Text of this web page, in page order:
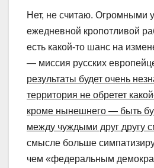
Нет, не считаю. Огромными
ежедневной кропотливой
есть какой-то шанс на
— миссия русских
результаты будет очень
территория не обретет
кроме нынешнего — быть
между чуждыми друг другу
смысле больше
чем «федеральным